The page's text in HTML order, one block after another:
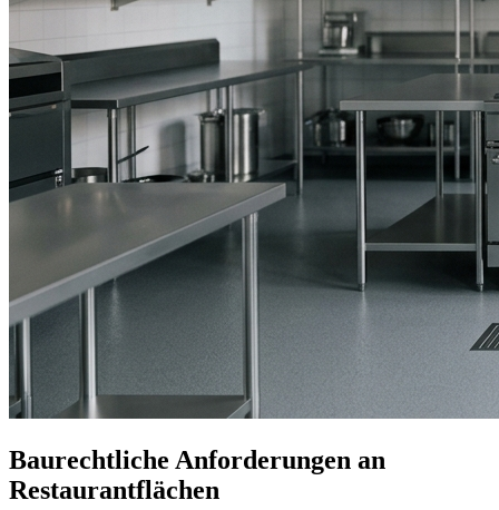
Baurechtliche Anforderungen an
Restaurantflächen